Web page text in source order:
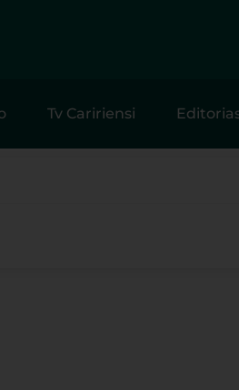
Tv Caririensi